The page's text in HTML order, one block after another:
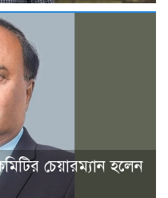
চেয়ারম্যান হলেন